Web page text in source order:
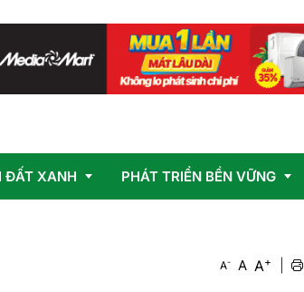
ĐẤT XANH PHÁT TRIỂN BỀN VỮNG
A- A A+